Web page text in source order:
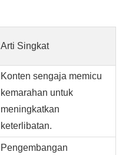
Arti Singkat
Konten sengaja memicu
kemarahan untuk
meningkatkan
keterlibatan.
Pengembangan